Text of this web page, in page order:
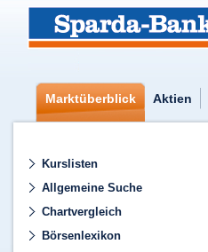
Marktüberblick Aktien
Kurslisten
Allgemeine Suche
Chartvergleich
Börsenlexikon